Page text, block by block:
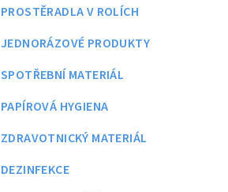
PROSTĚRADLA V ROLÍCH
JEDNORÁZOVÉ PRODUKTY
SPOTŘEBNÍ MATERIÁL
PAPÍROVÁ HYGIENA
ZDRAVOTNICKÝ MATERIÁL
DEZINFEKCE